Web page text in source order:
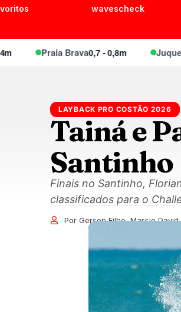
wavescheck
Praia Brava0,7 - 0,8m Juquei0,6
LAYBACK PRO COSTÃO 2026
Tainá e
Santinho
Finais no Santinho,
classificados para o
Por Gerson Filho, Marcio David